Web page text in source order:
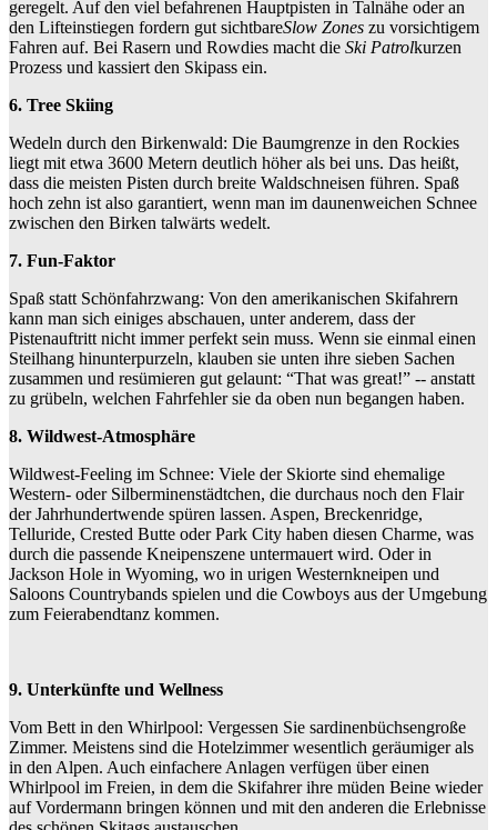
geregelt. Auf den viel befahrenen Hauptpisten in Talnähe oder an
den Lifteinstiegen fordern gut sichtbareSlow Zones zu vorsichtigem
Fahren auf. Bei Rasern und Rowdies macht die Ski Patrolkurzen
Prozess und kassiert den Skipass ein.
6. Tree Skiing
Wedeln durch den Birkenwald: Die Baumgrenze in den Rockies
liegt mit etwa 3600 Metern deutlich höher als bei uns. Das heißt,
dass die meisten Pisten durch breite Waldschneisen führen. Spaß
hoch zehn ist also garantiert, wenn man im daunenweichen Schnee
zwischen den Birken talwärts wedelt.
7. Fun-Faktor
Spaß statt Schönfahrzwang: Von den amerikanischen Skifahrern
kann man sich einiges abschauen, unter anderem, dass der
Pistenauftritt nicht immer perfekt sein muss. Wenn sie einmal einen
Steilhang hinunterpurzeln, klauben sie unten ihre sieben Sachen
zusammen und resümieren gut gelaunt: “That was great!” -- anstatt
zu grübeln, welchen Fahrfehler sie da oben nun begangen haben.
8. Wildwest-Atmosphäre
Wildwest-Feeling im Schnee: Viele der Skiorte sind ehemalige
Western- oder Silberminenstädtchen, die durchaus noch den Flair
der Jahrhundertwende spüren lassen. Aspen, Breckenridge,
Telluride, Crested Butte oder Park City haben diesen Charme, was
durch die passende Kneipenszene untermauert wird. Oder in
Jackson Hole in Wyoming, wo in urigen Westernkneipen und
Saloons Countrybands spielen und die Cowboys aus der Umgebung
zum Feierabendtanz kommen.
9. Unterkünfte und Wellness
Vom Bett in den Whirlpool: Vergessen Sie sardinenbüchsengroße
Zimmer. Meistens sind die Hotelzimmer wesentlich geräumiger als
in den Alpen. Auch einfachere Anlagen verfügen über einen
Whirlpool im Freien, in dem die Skifahrer ihre müden Beine wieder
auf Vordermann bringen können und mit den anderen die Erlebnisse